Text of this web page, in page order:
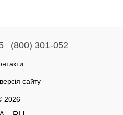
(800) 301-052
сайту
2026